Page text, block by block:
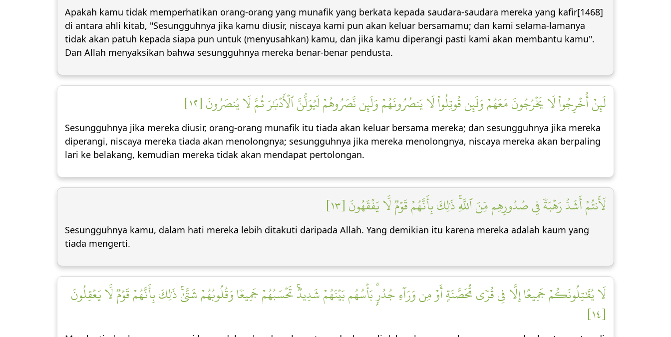
Apakah kamu tidak memperhatikan orang-orang yang munafik yang berkata kepada saudara-saudara mereka yang kafir[1468]
di antara ahli kitab, "Sesungguhnya jika kamu diusir, niscaya kami pun akan keluar bersamamu; dan kami selama-lamanya
tidak akan patuh kepada siapa pun untuk (menyusahkan) kamu, dan jika kamu diperangi pasti kami akan membantu kamu".
Dan Allah menyaksikan bahwa sesungguhnya mereka benar-benar pendusta.
لَئِنۡ أُخۡرِجُواْ لَا يَخۡرُجُونَ مَعَهُمۡ وَلَئِن قُوتِلُواْ لَا يَنصُرُونَهُمۡ وَلَئِن نَّصَرُوهُمۡ لَيُوَلُّنَّ ٱلۡأَدۡبَٰرَ ثُمَّ لَا يُنصَرُونَ [١٢]
Sesungguhnya jika mereka diusir, orang-orang munafik itu tiada akan keluar bersama mereka; dan sesungguhnya jika mereka
diperangi, niscaya mereka tiada akan menolongnya; sesungguhnya jika mereka menolongnya, niscaya mereka akan berpaling
lari ke belakang, kemudian mereka tidak akan mendapat pertolongan.
لَأَنتُمۡ أَشَدُّ رَهۡبَةٗ فِي صُدُورِهِم مِّنَ ٱللَّهِۚ ذَٰلِكَ بِأَنَّهُمۡ قَوۡمٞ لَّا يَفۡقَهُونَ [١٣]
Sesungguhnya kamu, dalam hati mereka lebih ditakuti daripada Allah. Yang demikian itu karena mereka adalah kaum yang
tiada mengerti.
لَا يُقَٰتِلُونَكُمۡ جَمِيعًا إِلَّا فِي قُرٗى مُّحَصَّنَةٍ أَوۡ مِن وَرَآءِ جُدُرِۭۚ بَأۡسُهُم بَيۡنَهُمۡ شَدِيدٞۚ تَحۡسَبُهُمۡ جَمِيعٗا وَقُلُوبُهُمۡ شَتَّىٰۚ ذَٰلِكَ بِأَنَّهُمۡ قَوۡمٞ لَّا يَعۡقِلُونَ
[١٤]